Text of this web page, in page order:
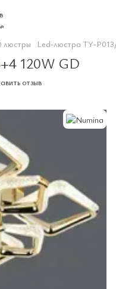
люстры Led-люстра TY-
120W GD
отзыв